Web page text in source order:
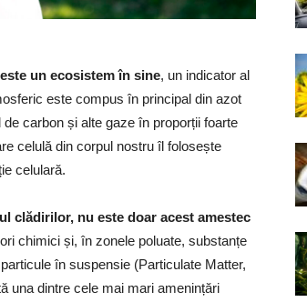
un ecosistem în sine, un indicator al
este compus în principal din azot
carbon și alte gaze în proporții foarte
celulă din corpul nostru îl folosește
celulară.
clădirilor, nu este doar acest amestec
chimici și, în zonele poluate, substanțe
în suspensie (Particulate Matter,
una dintre cele mai mari amenințări